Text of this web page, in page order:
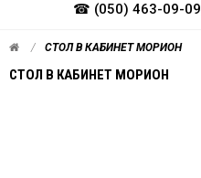
☎ (050) 463-09-09
СТОЛ В КАБИНЕТ МОРИОН
СТОЛ В КАБИНЕТ МОРИОН